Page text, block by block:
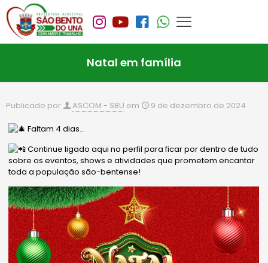
Natal em família
Publicado por ASCOM - SBU em 9 de dezembro de 2024
Faltam 4 dias…
Continue ligado aqui no perfil para ficar por dentro de tudo
sobre os eventos, shows e atividades que prometem encantar
toda a população são-bentense!